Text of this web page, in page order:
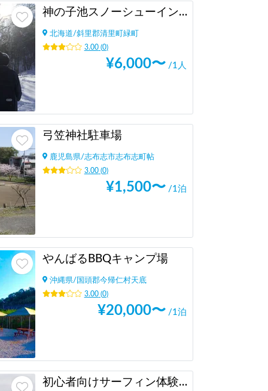
神の子池スノーシューイングツアー in 知床・清里町
北海道/斜里郡清里町緑町
3.00(0)
¥6,000〜 /1人
弓笠神社駐車場
鹿児島県/志布志市志布志町帖
3.00(0)
¥1,500〜 /1泊
やんばるBBQキャンプ場
沖縄県/ 国頭郡今帰仁村天底
3.00(0)
¥20,000〜 /1泊
初心者向けサーフィン体験@茅ヶ崎